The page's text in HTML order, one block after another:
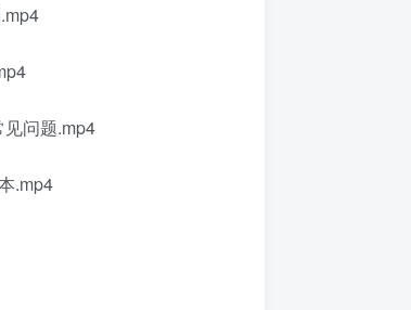
问题.mp4
.mp4